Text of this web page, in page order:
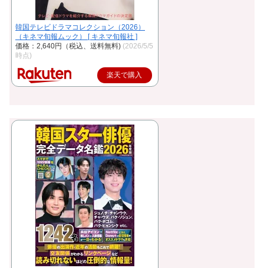
韓国テレビドラマコレクション（2026）
（キネマ旬報ムック） [ キネマ旬報社 ]
価格：2,640円（税込、送料無料) (2026/5/5
時点)
楽天で購入